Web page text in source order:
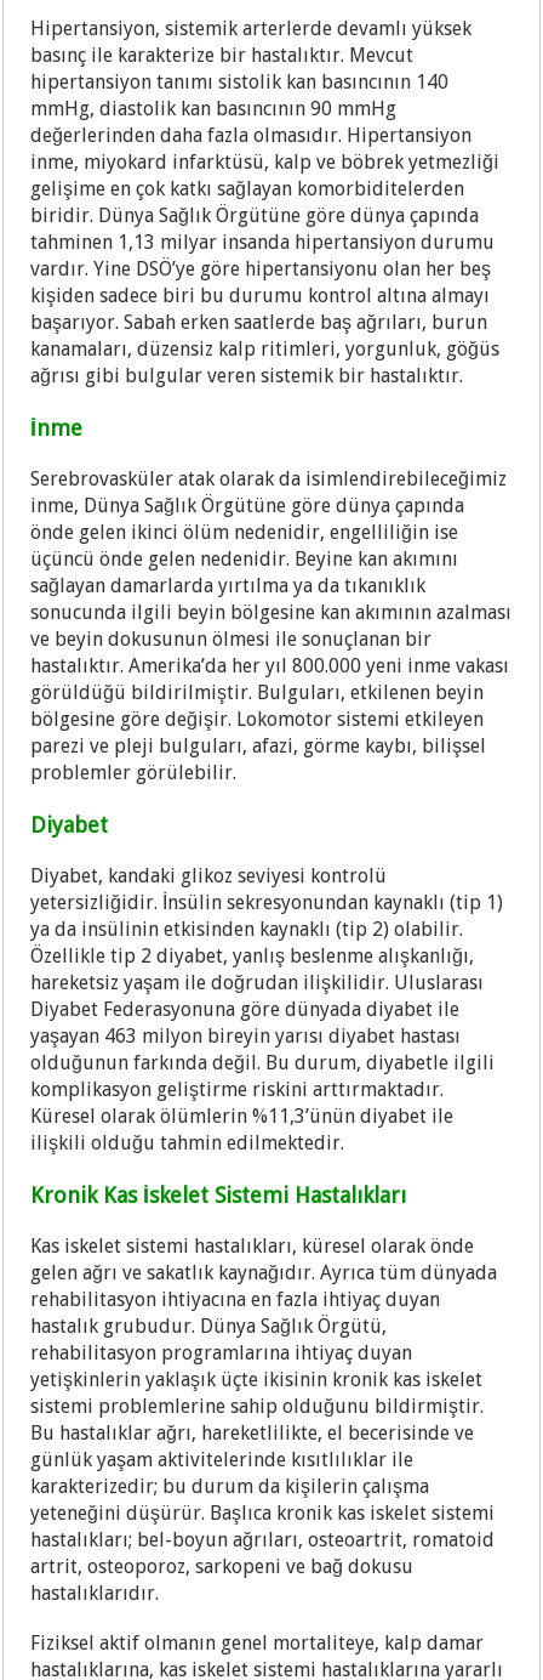
Hipertansiyon, sistemik arterlerde devamlı yüksek
basınç ile karakterize bir hastalıktır. Mevcut
hipertansiyon tanımı sistolik kan basıncının 140
mmHg, diastolik kan basıncının 90 mmHg
değerlerinden daha fazla olmasıdır. Hipertansiyon
inme, miyokard infarktüsü, kalp ve böbrek yetmezliği
gelişime en çok katkı sağlayan komorbiditelerden
biridir. Dünya Sağlık Örgütüne göre dünya çapında
tahminen 1,13 milyar insanda hipertansiyon durumu
vardır. Yine DSÖ’ye göre hipertansiyonu olan her beş
kişiden sadece biri bu durumu kontrol altına almayı
başarıyor. Sabah erken saatlerde baş ağrıları, burun
kanamaları, düzensiz kalp ritimleri, yorgunluk, göğüs
ağrısı gibi bulgular veren sistemik bir hastalıktır.
İnme
Serebrovasküler atak olarak da isimlendirebileceğimiz
inme, Dünya Sağlık Örgütüne göre dünya çapında
önde gelen ikinci ölüm nedenidir, engelliliğin ise
üçüncü önde gelen nedenidir. Beyine kan akımını
sağlayan damarlarda yırtılma ya da tıkanıklık
sonucunda ilgili beyin bölgesine kan akımının azalması
ve beyin dokusunun ölmesi ile sonuçlanan bir
hastalıktır. Amerika’da her yıl 800.000 yeni inme vakası
görüldüğü bildirilmiştir. Bulguları, etkilenen beyin
bölgesine göre değişir. Lokomotor sistemi etkileyen
parezi ve pleji bulguları, afazi, görme kaybı, bilişsel
problemler görülebilir.
Diyabet
Diyabet, kandaki glikoz seviyesi kontrolü
yetersizliğidir. İnsülin sekresyonundan kaynaklı (tip 1)
ya da insülinin etkisinden kaynaklı (tip 2) olabilir.
Özellikle tip 2 diyabet, yanlış beslenme alışkanlığı,
hareketsiz yaşam ile doğrudan ilişkilidir. Uluslarası
Diyabet Federasyonuna göre dünyada diyabet ile
yaşayan 463 milyon bireyin yarısı diyabet hastası
olduğunun farkında değil. Bu durum, diyabetle ilgili
komplikasyon geliştirme riskini arttırmaktadır.
Küresel olarak ölümlerin %11,3’ünün diyabet ile
ilişkili olduğu tahmin edilmektedir.
Kronik Kas İskelet Sistemi Hastalıkları
Kas iskelet sistemi hastalıkları, küresel olarak önde
gelen ağrı ve sakatlık kaynağıdır. Ayrıca tüm dünyada
rehabilitasyon ihtiyacına en fazla ihtiyaç duyan
hastalık grubudur. Dünya Sağlık Örgütü,
rehabilitasyon programlarına ihtiyaç duyan
yetişkinlerin yaklaşık üçte ikisinin kronik kas iskelet
sistemi problemlerine sahip olduğunu bildirmiştir.
Bu hastalıklar ağrı, hareketlilikte, el becerisinde ve
günlük yaşam aktivitelerinde kısıtlılıklar ile
karakterizedir; bu durum da kişilerin çalışma
yeteneğini düşürür. Başlıca kronik kas iskelet sistemi
hastalıkları; bel-boyun ağrıları, osteoartrit, romatoid
artrit, osteoporoz, sarkopeni ve bağ dokusu
hastalıklarıdır.
Fiziksel aktif olmanın genel mortaliteye, kalp damar
hastalıklarına, kas iskelet sistemi hastalıklarına yararlı